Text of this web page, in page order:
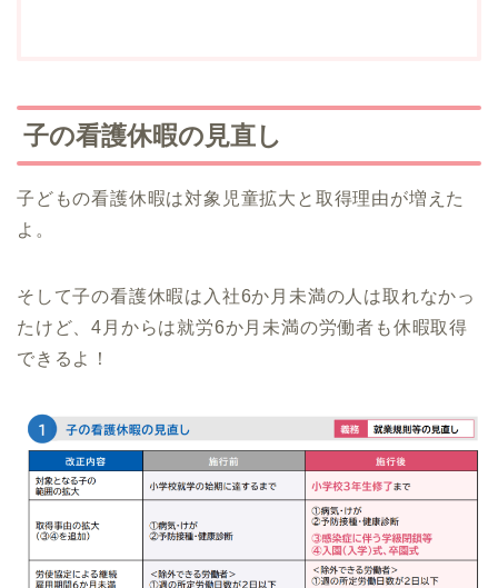
子の看護休暇の見直し
子どもの看護休暇は対象児童拡大と取得理由が増えた
よ。
そして子の看護休暇は入社6か月未満の人は取れなかっ
たけど、4月からは就労6か月未満の労働者も休暇取得
できるよ！